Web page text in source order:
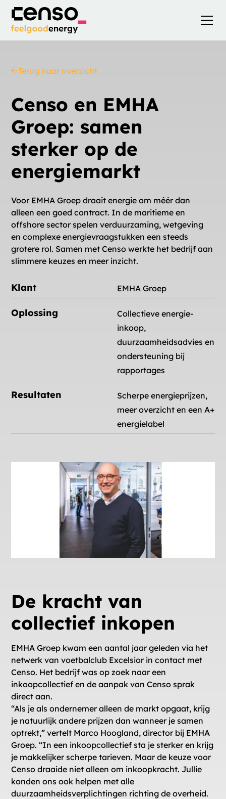
Terug naar overzicht
Censo en EMHA
Groep: samen
sterker op de
energiemarkt
Voor EMHA Groep draait energie om méér dan
alleen een goed contract. In de maritieme en
offshore sector spelen verduurzaming, wetgeving
en complexe energievraagstukken een steeds
grotere rol. Samen met Censo werkte het bedrijf aan
slimmere keuzes en meer inzicht.
Klant EMHA Groep
Oplossing
Collectieve energie-
inkoop,
duurzaamheidsadvies en
ondersteuning bij
rapportages
Resultaten
Scherpe energieprijzen,
meer overzicht en een A+
energielabel
De kracht van
collectief inkopen
EMHA Groep kwam een aantal jaar geleden via het
netwerk van voetbalclub Excelsior in contact met
Censo. Het bedrijf was op zoek naar een
inkoopcollectief en de aanpak van Censo sprak
direct aan.
“Als je als ondernemer alleen de markt opgaat, krijg
je natuurlijk andere prijzen dan wanneer je samen
optrekt,” vertelt Marco Hoogland, director bij EMHA
Groep. “In een inkoopcollectief sta je sterker en krijg
je makkelijker scherpe tarieven. Maar de keuze voor
Censo draaide niet alleen om inkoopkracht. Jullie
konden ons ook helpen met alle
duurzaamheidsverplichtingen richting de overheid.